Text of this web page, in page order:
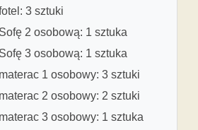
3 sztuki
2 osobową: 1 sztuka
3 osobową: 1 sztuka
1 osobowy: 3 sztuki
2 osobowy: 2 sztuki
3 osobowy: 1 sztuka